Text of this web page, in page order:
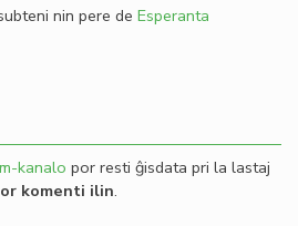
nin pere de Esperanta
kanalo por resti ĝisdata pri la lastaj
komenti ilin.